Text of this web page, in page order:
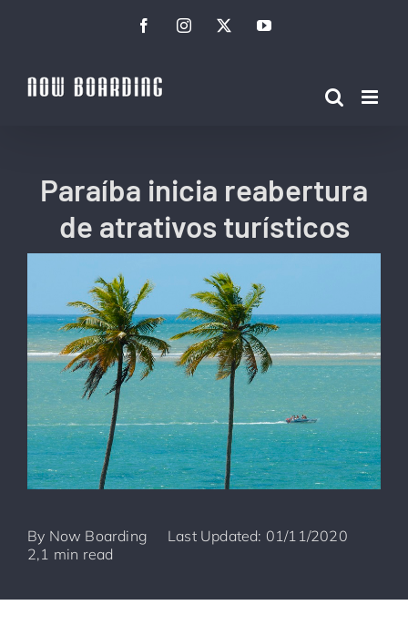
conteúdo
FacebookInstagramTwitterYouTube
Paraíba inicia reabertura
de atrativos turísticos
By Now Boarding
Last Updated: 01/11/2020
2,1 min read